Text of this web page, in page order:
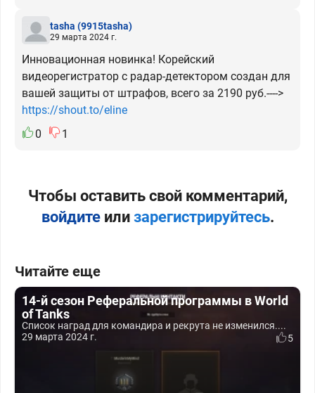
tasha (9915tasha)
29 марта 2024 г.
Инновационная новинка! Корейский
видеорегистратор с радар-детектором cоздан для
вашей защиты от штрафов, всего за 2190 руб.---->
https://shout.to/eline
0
1
Чтобы оставить свой комментарий,
войдитеили зарегистрируйтесь.
Читайте еще
14-й сезон Реферальной программы в World
of Tanks
Список наград для командира и рекрута не изменился....
29 марта 2024 г.
5